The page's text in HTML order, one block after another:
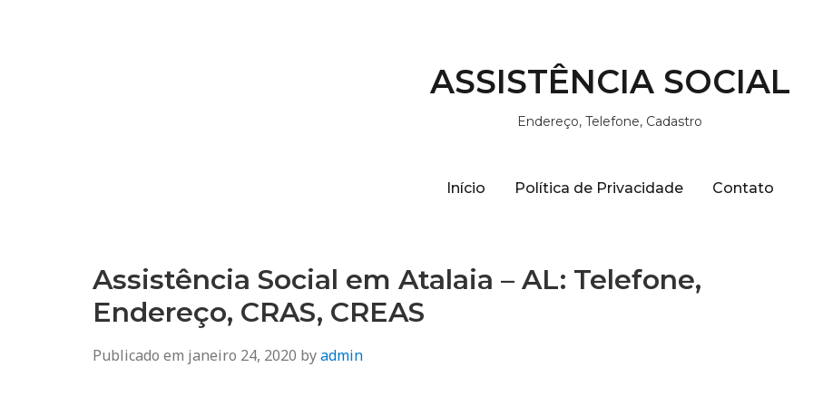
ASSISTÊNCIA SOCIAL
Endereço, Telefone, Cadastro
Início Política de Privacidade Contato
Assistência Social em Atalaia – AL: Telefone,
Endereço, CRAS, CREAS
Publicado em janeiro 24, 2020 byadmin